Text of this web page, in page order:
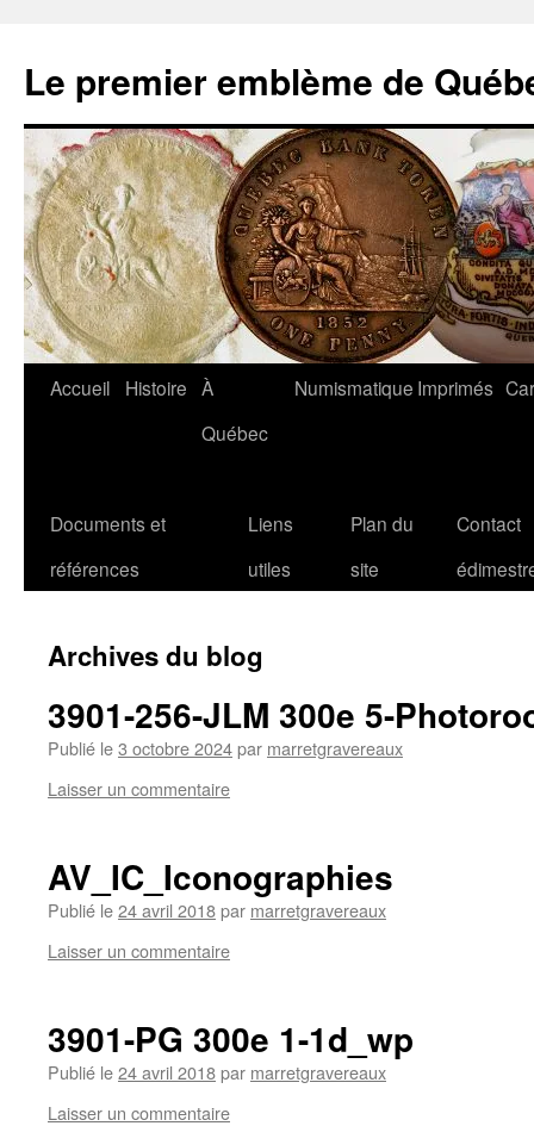
contenu
Le premier emblème de
Accueil Histoire À
Québec
Numismatique Imprimés
Documents et
références
Liens
utiles
Plan du
site
Contact
Archives du blog
3901-256-JLM 300e 5-
Publié le3 octobre 2024par marretgravereaux
Laisser un commentaire
AV_IC_Iconographies
Publié le24 avril 2018par marretgravereaux
Laisser un commentaire
3901-PG 300e 1-1d_wp
Publié le24 avril 2018par marretgravereaux
Laisser un commentaire